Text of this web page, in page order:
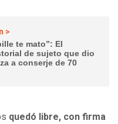
>
te mato”: El
de sujeto que dio
a conserje de 70
quedó libre, con firma